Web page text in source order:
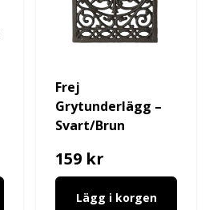
Frej
Grytunderlägg –
Svart/Brun
159 kr
Lägg i korgen